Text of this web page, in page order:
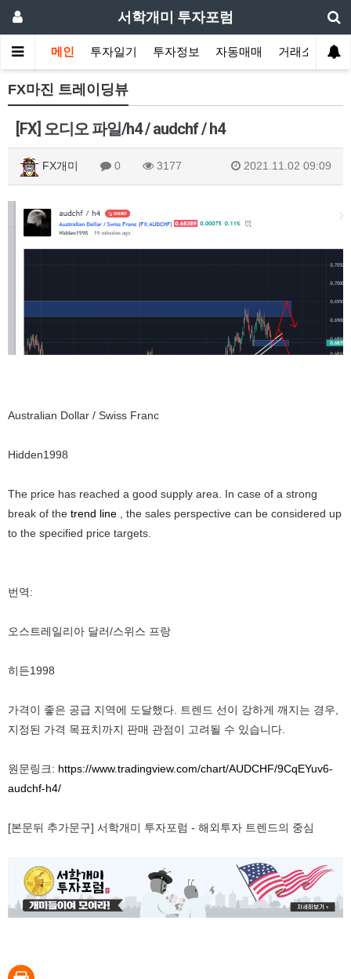
서학개미 투자포럼
메인 투자일기 투자정보 자동매매 거래소
FX마진 트레이딩뷰
[FX] 오디오 파일/h4 / audchf / h4
FX개미 0 3177 2021.11.02 09:09
Australian Dollar / Swiss Franc
Hidden1998
The price has reached a good supply area. In case of a strong
break of the trend line , the sales perspective can be considered up
to the specified price targets.
번역:
오스트레일리아 달러/스위스 프랑
히든1998
가격이 좋은 공급 지역에 도달했다. 트렌드 선이 강하게 깨지는 경우,
지정된 가격 목표치까지 판매 관점이 고려될 수 있습니다.
원문링크: https://www.tradingview.com/chart/AUDCHF/9CqEYuv6-
audchf-h4/
[본문뒤 추가문구] 서학개미 투자포럼 - 해외투자 트렌드의 중심